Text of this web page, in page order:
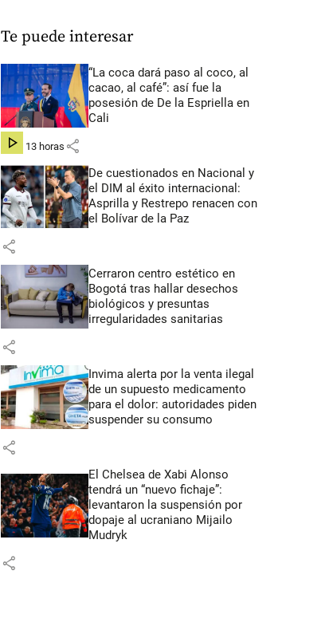
Te puede interesar
“La coca dará paso al coco, al
cacao, al café”: así fue la
posesión de De la Espriella en
Cali
hace 13 horas share
De cuestionados en Nacional y
el DIM al éxito internacional:
Asprilla y Restrepo renacen con
el Bolívar de la Paz
share
Cerraron centro estético en
Bogotá tras hallar desechos
biológicos y presuntas
irregularidades sanitarias
share
Invima alerta por la venta ilegal
de un supuesto medicamento
para el dolor: autoridades piden
suspender su consumo
share
El Chelsea de Xabi Alonso
tendrá un “nuevo fichaje”:
levantaron la suspensión por
dopaje al ucraniano Mijailo
Mudryk
share